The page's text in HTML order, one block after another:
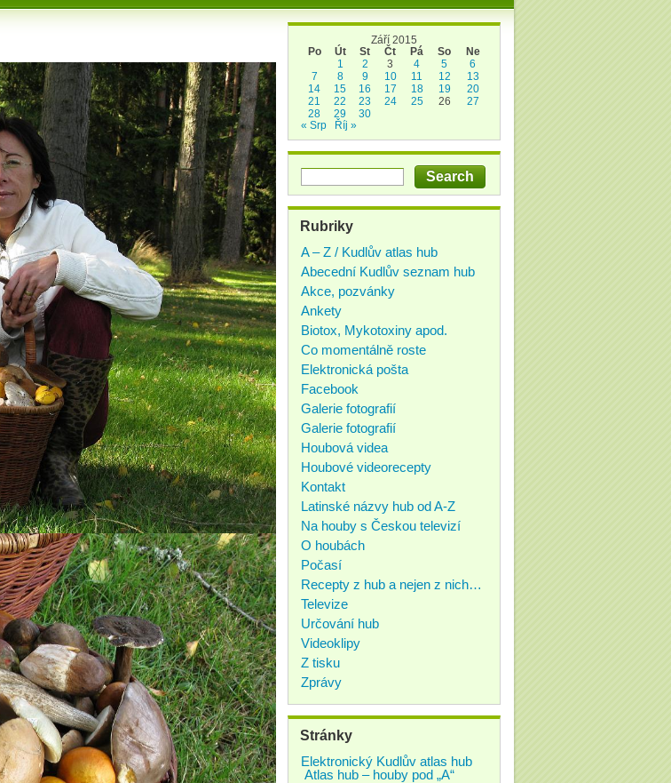
Září 2015
Po
Út St Čt Pá So
Ne
1
2 3 4 5
6
7
8 9 10 11 12
13
14
15 16 17 18 19
20
21
22 23 24 25 26
27
28
29
30
« Srp
Říj »
Rubriky
A – Z / Kudlův atlas hub
Abecední Kudlův seznam hub
Akce, pozvánky
Ankety
Biotox, Mykotoxiny apod.
Co momentálně roste
Elektronická pošta
Facebook
Galerie fotografií
Galerie fotografií
Houbová videa
Houbové videorecepty
Kontakt
Latinské názvy hub od A-Z
Na houby s Českou televizí
O houbách
Počasí
Recepty z hub a nejen z nich…
Televize
Určování hub
Videoklipy
Z tisku
Zprávy
Stránky
Elektronický Kudlův atlas hub
Atlas hub – houby pod „A“